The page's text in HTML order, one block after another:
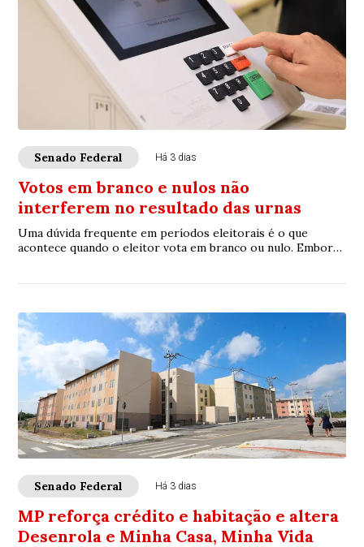
Senado Federal Há 3 dias
Votos em branco e nulos não
interferem no resultado das urnas
Uma dúvida frequente em períodos eleitorais é o que
acontece quando o eleitor vota em branco ou nulo. Embora
Senado Federal Há 3 dias
MP reforça crédito e habitação e altera
Desenrola e Minha Casa, Minha Vida